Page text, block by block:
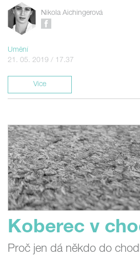
Nikola Aichingerová
Umění
21. 05. 2019 / 17.37
Více
Koberec v
Proč jen dá někdo do